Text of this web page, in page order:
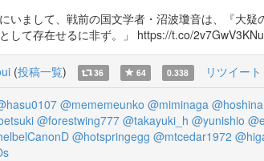
いまして、戦前の国文学者・沼波瓊音は、『大
して存在せるに非ず。」 https://t.co/2v7GwV3KNu
(投稿一覧) 36 64 0.338 リツイー
@mememeunko @miminaga
@forestwing777 @takayuki_h @yunishio
@hotspringegg @mtcedar1972